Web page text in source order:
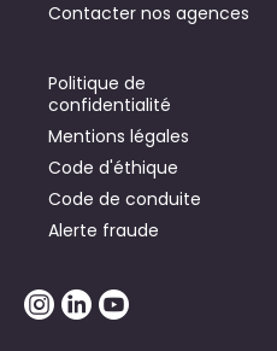
Contacter nos agences
Politique de
confidentialité
Mentions légales
Code d'éthique
Code de conduite
Alerte fraude